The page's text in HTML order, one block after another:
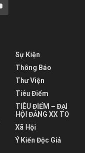
Sự Kiện
Thông Báo
Thư Viện
Tiêu Điểm
TIÊU ĐIỂM – ĐẠI
HỘI ĐẢNG XX TQ
Xã Hội
Ý Kiến Độc Giả